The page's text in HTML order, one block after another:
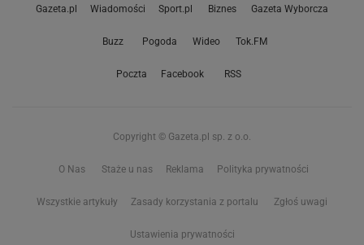
Gazeta.pl Wiadomości Sport.pl Biznes Gazeta Wyborcza
Buzz Pogoda Wideo Tok.FM
Poczta Facebook RSS
Copyright © Gazeta.pl sp. z o.o.
O Nas Staże u nas Reklama Polityka prywatności
Wszystkie artykuły Zasady korzystania z portalu Zgłoś uwagi
Ustawienia prywatności